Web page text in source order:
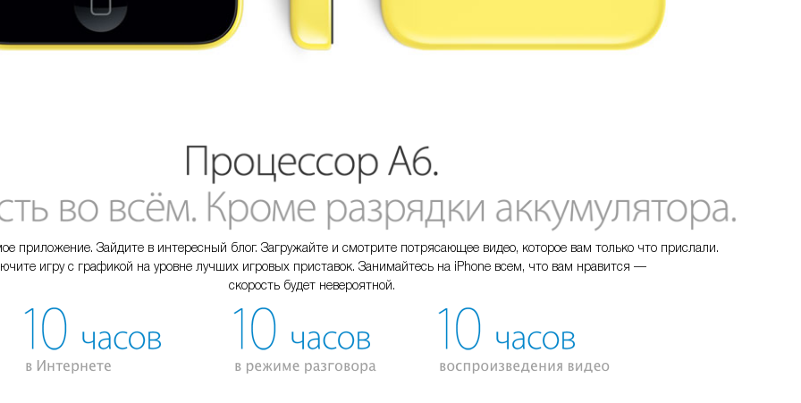
приложение. Зайдите в интересный блог. Загружайте и смотрите потрясающее видео, которое вам только что прислали.
игру с графикой на уровне лучших игровых приставок. Занимайтесь на iPhone всем, что вам нравится —
скорость будет невероятной.